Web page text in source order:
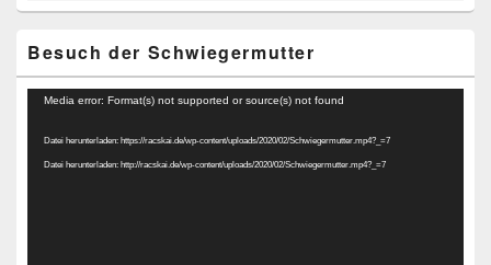
Besuch der Schwiegermutter
Video-
Media error: Format(s) not supported or source(s) not found
Datei herunterladen: https://racskai.de/wp-content/uploads/2020/02/Schwiegermutter.mp4?_=7
Datei herunterladen: http://racskai.de/wp-content/uploads/2020/02/Schwiegermutter.mp4?_=7